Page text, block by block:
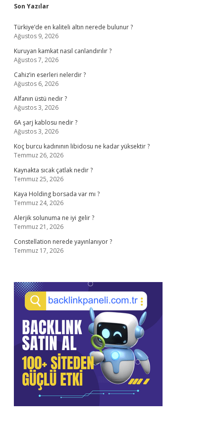
Sidebar
Son Yazılar
Türkiye’de en kaliteli altın nerede bulunur ?
Ağustos 9, 2026
Kuruyan kamkat nasıl canlandırılır ?
Ağustos 7, 2026
Cahiz’in eserleri nelerdir ?
Ağustos 6, 2026
Alfanın üstü nedir ?
Ağustos 3, 2026
6A şarj kablosu nedir ?
Ağustos 3, 2026
Koç burcu kadınının libidosu ne kadar yüksektir ?
Temmuz 26, 2026
Kaynakta sıcak çatlak nedir ?
Temmuz 25, 2026
Kaya Holding borsada var mı ?
Temmuz 24, 2026
Alerjik solunuma ne iyi gelir ?
Temmuz 21, 2026
Constellation nerede yayınlanıyor ?
Temmuz 17, 2026